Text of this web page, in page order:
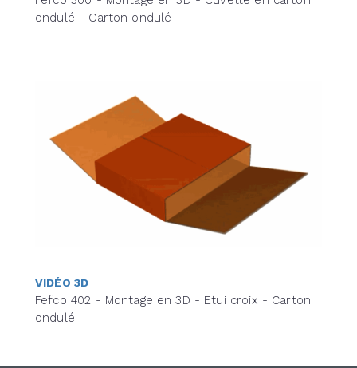
ondulé - Carton ondulé
VIDÉO 3D
Fefco 402 - Montage en 3D - Etui croix - Carton
ondulé